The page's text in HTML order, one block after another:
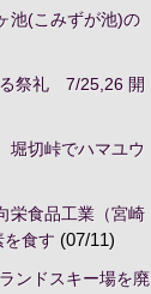
池(こみずが池)の
祭礼 7/25,26 開
切峠でハマユウ
食品工業（宮崎
を食す (07/11)
ンドスキー場を廃